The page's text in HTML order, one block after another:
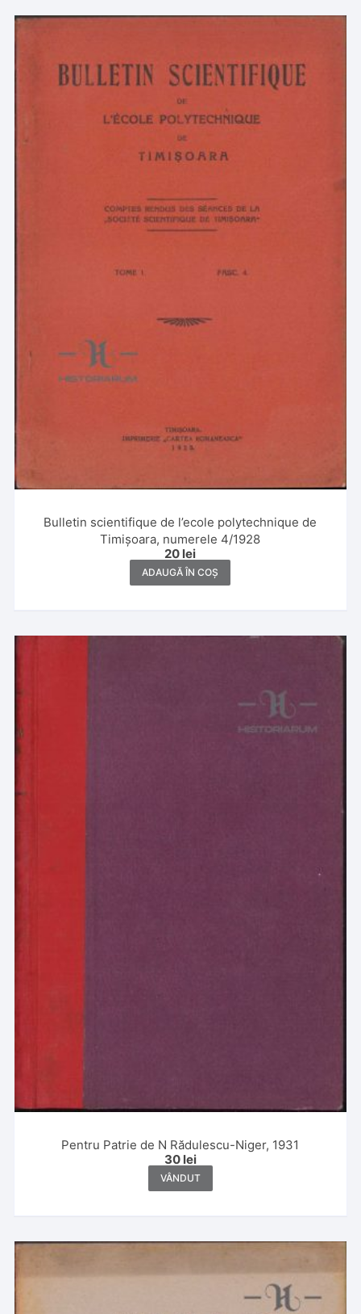
Bulletin scientifique de l’ecole polytechnique de
Timișoara, numerele 4/1928
20 lei
ADAUGĂ ÎN COȘ
Pentru Patrie de N Rădulescu-Niger, 1931
30 lei
VÂNDUT